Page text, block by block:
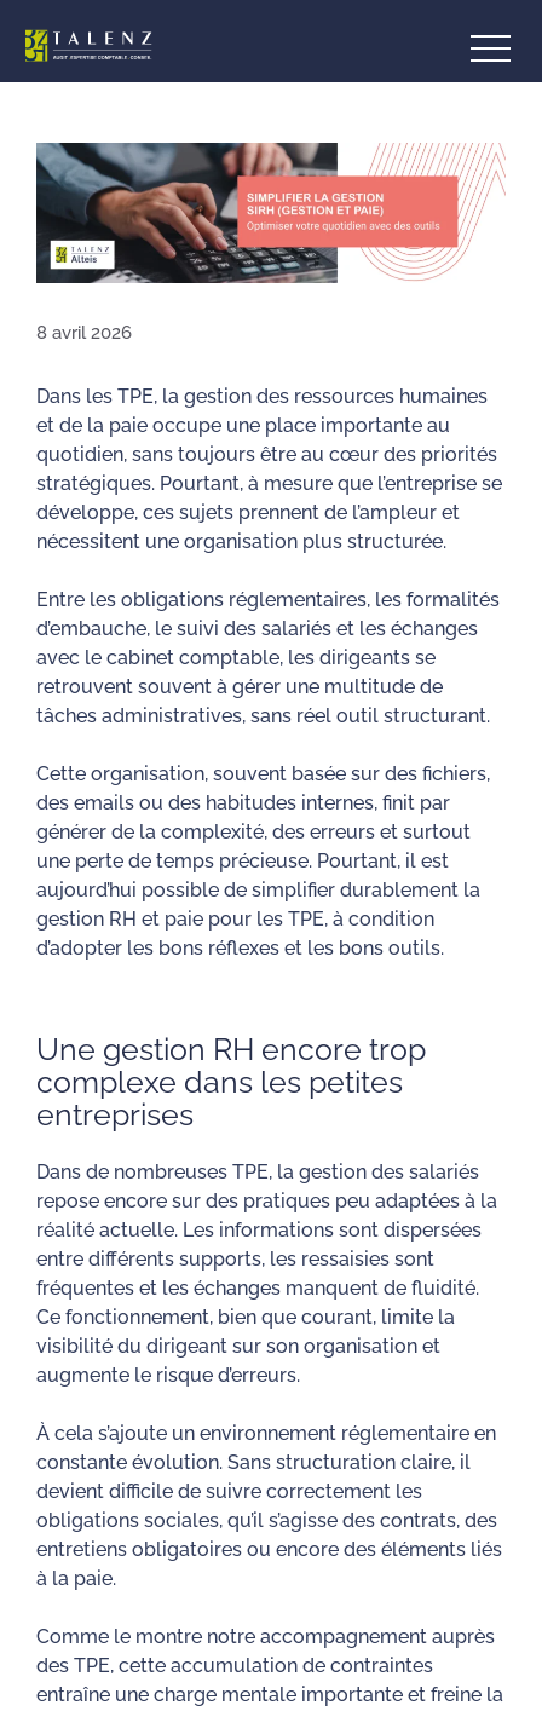
contenu
8 avril 2026
Dans les TPE, la gestion des ressources humaines
et de la paie occupe une place importante au
quotidien, sans toujours être au cœur des priorités
stratégiques. Pourtant, à mesure que l’entreprise se
développe, ces sujets prennent de l’ampleur et
nécessitent une organisation plus structurée.
Entre les obligations réglementaires, les formalités
d’embauche, le suivi des salariés et les échanges
avec le cabinet comptable, les dirigeants se
retrouvent souvent à gérer une multitude de
tâches administratives, sans réel outil structurant.
Cette organisation, souvent basée sur des fichiers,
des emails ou des habitudes internes, finit par
générer de la complexité, des erreurs et surtout
une perte de temps précieuse. Pourtant, il est
aujourd’hui possible de simplifier durablement la
gestion RH et paie pour les TPE, à condition
d’adopter les bons réflexes et les bons outils.
Une gestion RH encore trop
complexe dans les petites
entreprises
Dans de nombreuses TPE, la gestion des salariés
repose encore sur des pratiques peu adaptées à la
réalité actuelle. Les informations sont dispersées
entre différents supports, les ressaisies sont
fréquentes et les échanges manquent de fluidité.
Ce fonctionnement, bien que courant, limite la
visibilité du dirigeant sur son organisation et
augmente le risque d’erreurs.
À cela s’ajoute un environnement réglementaire en
constante évolution. Sans structuration claire, il
devient difficile de suivre correctement les
obligations sociales, qu’il s’agisse des contrats, des
entretiens obligatoires ou encore des éléments liés
à la paie.
Comme le montre notre accompagnement auprès
des TPE, cette accumulation de contraintes
entraîne une charge mentale importante et freine la